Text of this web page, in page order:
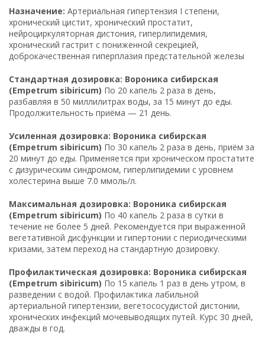
Назначение: Артериальная гипертензия I степени,
хронический цистит, хронический простатит,
нейроциркуляторная дистония, гиперлипидемия,
хронический гастрит с пониженной секрецией,
доброкачественная гиперплазия предстательной железы
Стандартная дозировка: Вороника сибирская
(Empetrum sibiricum) По 20 капель 2 раза в день,
разбавляя в 50 миллилитрах воды, за 15 минут до еды.
Продолжительность приёма — 21 день.
Усиленная дозировка: Вороника сибирская
(Empetrum sibiricum) По 30 капель 2 раза в день, приём за
20 минут до еды. Применяется при хроническом простатите
с дизурическим синдромом, гиперлипидемии с уровнем
холестерина выше 7.0 ммоль/л.
Максимальная дозировка: Вороника сибирская
(Empetrum sibiricum) По 40 капель 2 раза в сутки в
течение не более 5 дней. Рекомендуется при выраженной
вегетативной дисфункции и гипертонии с периодическими
кризами, затем переход на стандартную дозировку.
Профилактическая дозировка: Вороника сибирская
(Empetrum sibiricum) По 15 капель 1 раз в день утром, в
разведении с водой. Профилактика лабильной
артериальной гипертензии, вегетососудистой дистонии,
хронических инфекций мочевыводящих путей. Курс 30 дней,
дважды в год.